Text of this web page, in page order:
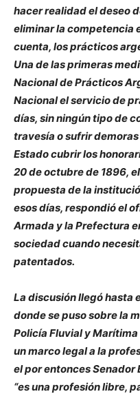
hacer realidad el deseo
eliminar la competencia
cuenta, los prácticos
Una de las primeras
Nacional de Prácticos
Nacional el servicio de
días, sin ningún tipo de
travesía o sufrir
Estado cubrir los
20 de octubre de 1896,
propuesta de la
esos días, respondió el
Armada y la Prefectura
sociedad cuando
patentados.
La discusión llegó hasta
donde se puso sobre la
Policía Fluvial y
un marco legal a la
el por entonces
“es una profesión libre,